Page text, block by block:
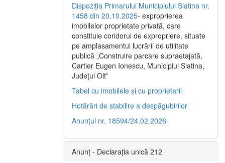
Dispoziția Primarului Municipiului Slatina nr.
1458 din 20.10.2025- exproprierea
imobilelor proprietate privată, care
constituie coridorul de expropriere, situate
pe amplasamentul lucrării de utilitate
publică „Construire parcare supraetajată,
Cartier Eugen Ionescu, Municipiul Slatina,
Județul Olt”
Tabel cu imobilele și cu proprietarii
Hotărâri de stabilire a despăgubirilor
Anunțul nr. 18594/24.02.2026
Anunț - Declarația unică 212